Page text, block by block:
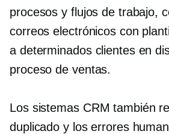
procesos y flujos de trabajo,
correos electrónicos con
a determinados clientes en
proceso de ventas.
Los sistemas CRM también
duplicado y los errores